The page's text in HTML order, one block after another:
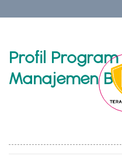
Profil
Manajemen